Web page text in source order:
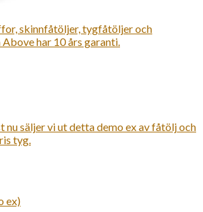
ex)